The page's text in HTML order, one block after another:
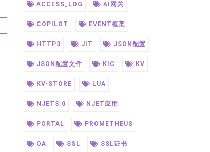
ACCESS_LOG AI网关
COPILOT EVENT框架
HTTP3 JIT JSON配置
JSON配置文件 KIC KV
KV-STORE LUA
NJET3.0 NJET应用
PORTAL PROMETHEUS
QA SSL SSL证书